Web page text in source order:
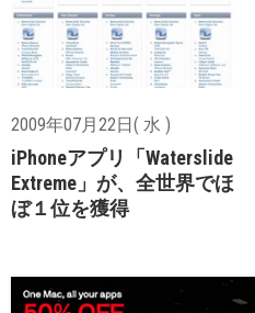
2009年07月22日( 水 )
iPhoneアプリ「Waterslide
Extreme」が、全世界でほ
ぼ１位を獲得